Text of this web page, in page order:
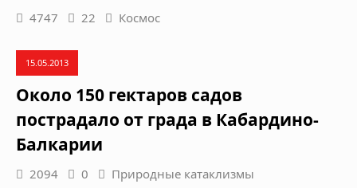
4747 22 Космос
15.05.2013
Около 150 гектаров садов
пострадало от града в Кабардино-
Балкарии
2094 0 Природные катаклизмы